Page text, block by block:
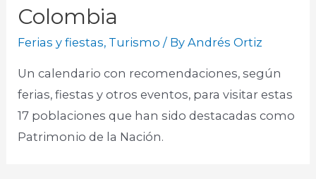
Colombia
Ferias y fiestas, Turismo / ByAndrés Ortiz
Un calendario con recomendaciones, según
ferias, fiestas y otros eventos, para visitar estas
17 poblaciones que han sido destacadas como
Patrimonio de la Nación.